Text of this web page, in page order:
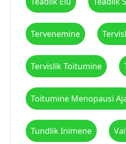
Tervenemine
Tervislik Toitumine
Toitumine Menopausi
Tundlik Inimene